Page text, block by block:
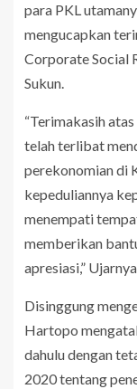
para PKL
mengucapkan
Corporate Social
Sukun.
“Terimakasih
telah terlibat
perekonomian di
kepeduliannya
menempati
memberikan
apresiasi,”
Disinggung
Hartopo
dahulu dengan
2020 tentang